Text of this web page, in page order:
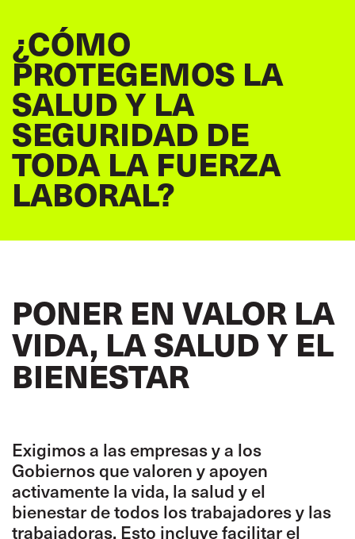
¿CÓMO
PROTEGEMOS LA
SALUD Y LA
SEGURIDAD DE
TODA LA FUERZA
LABORAL?
PONER EN VALOR LA
VIDA, LA SALUD Y EL
BIENESTAR
Exigimos a las empresas y a los
Gobiernos que valoren y apoyen
activamente la vida, la salud y el
bienestar de todos los trabajadores y las
trabajadoras. Esto incluye facilitar el